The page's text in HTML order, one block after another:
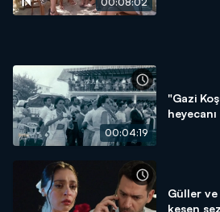
00:04:19
"Gazi
heyecanı
Güller
kesen